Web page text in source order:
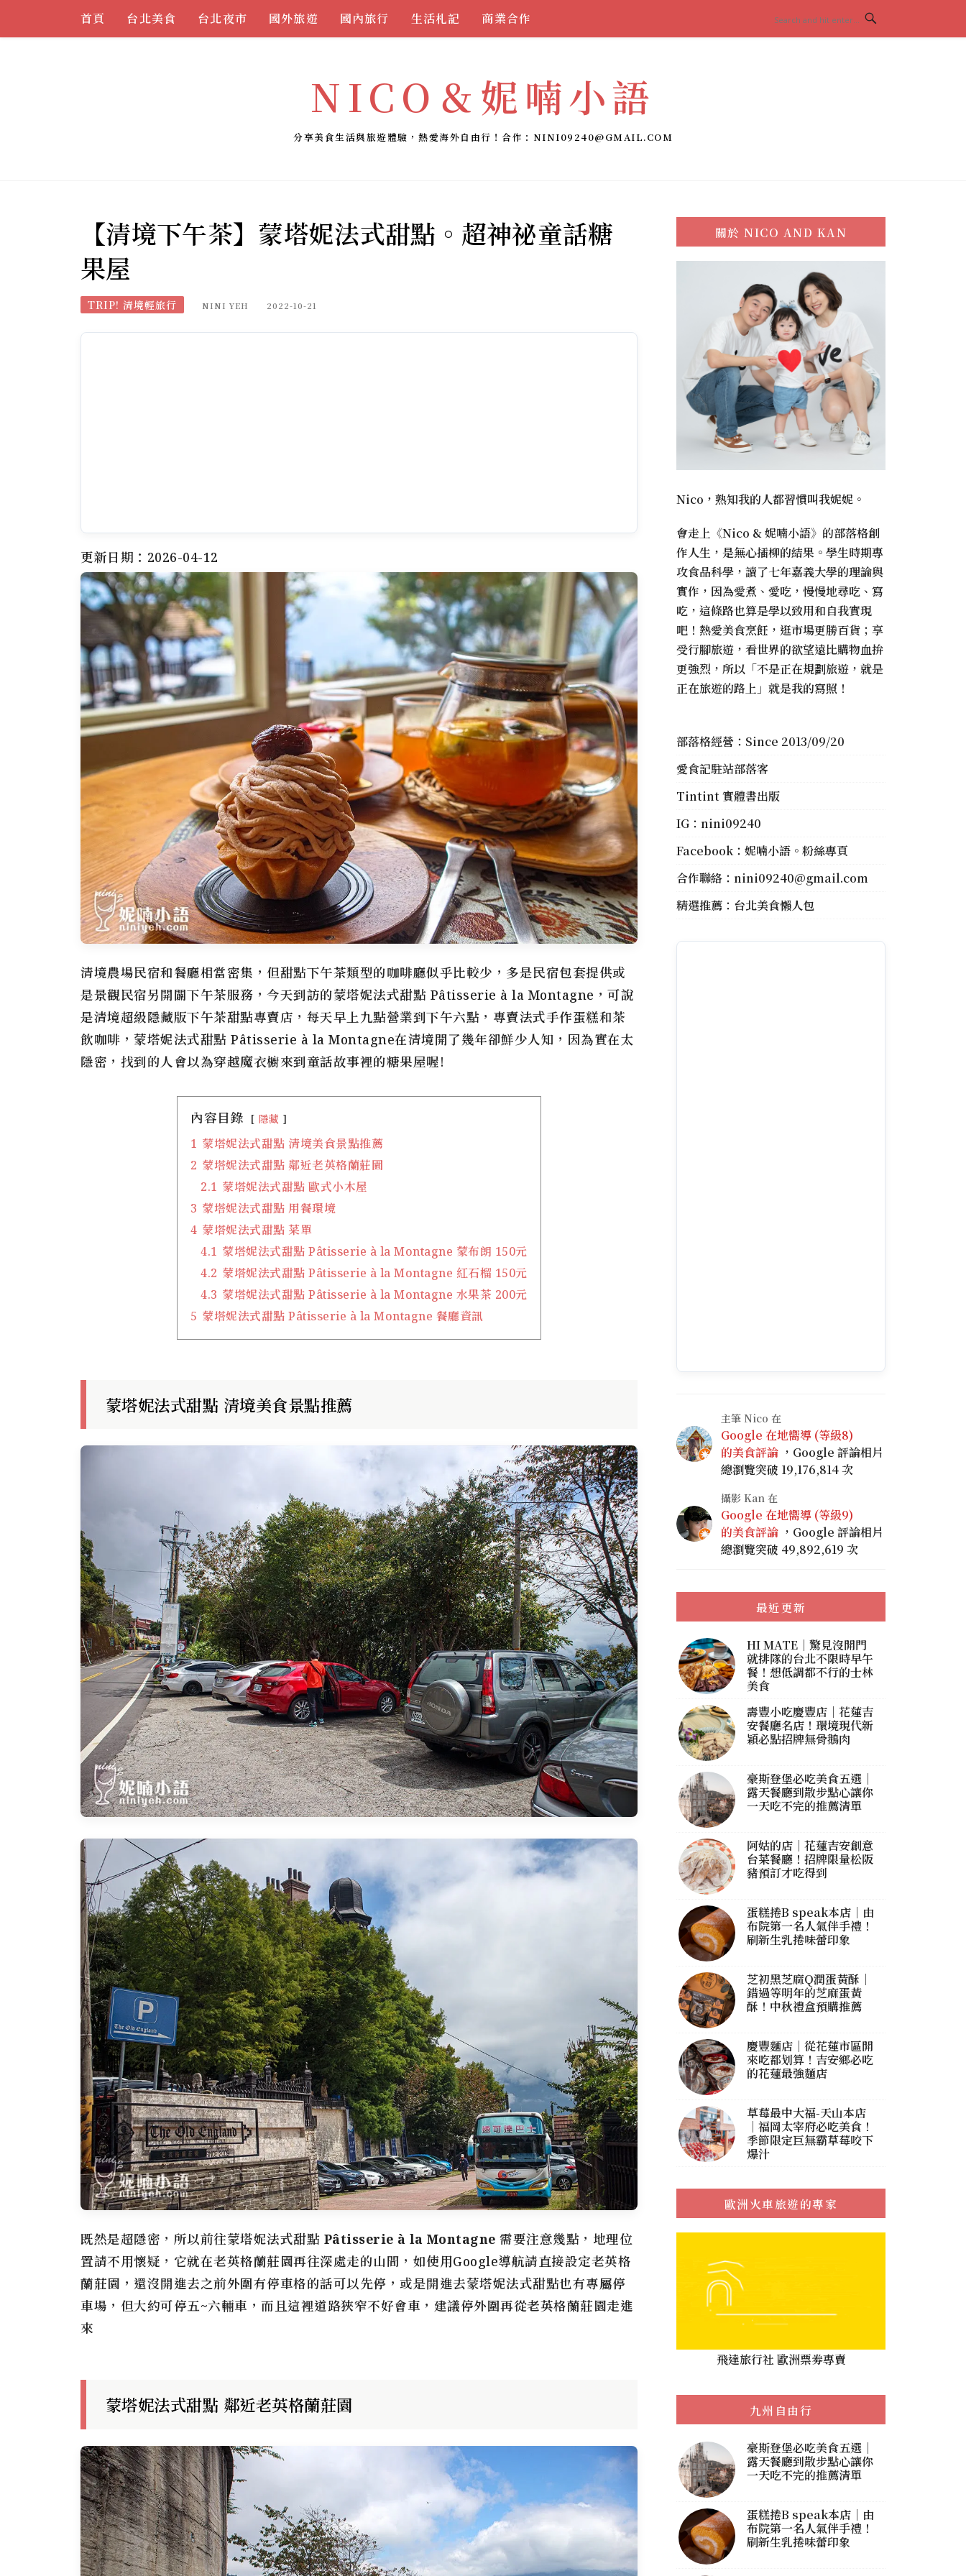
首頁 台北美食 台北夜市 國外旅遊 國內旅行 生活札記 商業合作
NICO＆妮喃小語
分享美食生活與旅遊體驗，熱愛海外自由行！合作： NINI09240@GMAIL.COM
【清境下午茶】蒙塔妮法式甜點。超神祕童話糖
果屋
TRIP! 清境輕旅行 NINI YEH 2022-10-21
更新日期：2026-04-12
清境農場民宿和餐廳相當密集，但甜點下午茶類型的咖啡廳似乎比較少，多是民宿包套提供或
是景觀民宿另開闢下午茶服務，今天到訪的蒙塔妮法式甜點 Pâtisserie à la Montagne，可說
是清境超級隱藏版下午茶甜點專賣店，每天早上九點營業到下午六點，專賣法式手作蛋糕和茶
飲咖啡，蒙塔妮法式甜點 Pâtisserie à la Montagne在清境開了幾年卻鮮少人知，因為實在太
隱密，找到的人會以為穿越魔衣櫥來到童話故事裡的糖果屋喔!
內容目錄 隱藏
1 蒙塔妮法式甜點 清境美食景點推薦
2 蒙塔妮法式甜點 鄰近老英格蘭莊園
2.1 蒙塔妮法式甜點 歐式小木屋
3 蒙塔妮法式甜點 用餐環境
4 蒙塔妮法式甜點 菜單
4.1 蒙塔妮法式甜點 Pâtisserie à la Montagne 蒙布朗 150元
4.2 蒙塔妮法式甜點 Pâtisserie à la Montagne 紅石榴 150元
4.3 蒙塔妮法式甜點 Pâtisserie à la Montagne 水果茶 200元
5 蒙塔妮法式甜點 Pâtisserie à la Montagne 餐廳資訊
蒙塔妮法式甜點 清境美食景點推薦
既然是超隱密，所以前往蒙塔妮法式甜點 Pâtisserie à la Montagne 需要注意幾點，地理位
置請不用懷疑，它就在老英格蘭莊園再往深處走的山間，如使用Google導航請直接設定老英格
蘭莊園，還沒開進去之前外圍有停車格的話可以先停，或是開進去蒙塔妮法式甜點也有專屬停
車場，但大約可停五~六輛車，而且這裡道路狹窄不好會車，建議停外圍再從老英格蘭莊園走進
來
蒙塔妮法式甜點 鄰近老英格蘭莊園
關於NICO AND KAN
Nico，熟知我的人都習慣叫我妮妮。
會走上《Nico & 妮喃小語》的部落格創
作人生，是無心插柳的結果。學生時期專
攻食品科學，讀了七年嘉義大學的理論與
實作，因為愛煮、愛吃，慢慢地尋吃、寫
吃，這條路也算是學以致用和自我實現
吧！熱愛美食烹飪，逛市場更勝百貨；享
受行腳旅遊，看世界的欲望遠比購物血拚
更強烈，所以「不是正在規劃旅遊，就是
正在旅遊的路上」就是我的寫照！
部落格經營：Since 2013/09/20
愛食記駐站部落客
Tintint 實體書出版
IG：nini09240
Facebook：妮喃小語。粉絲專頁
合作聯絡：nini09240@gmail.com
精選推薦： 台北美食懶人包
主筆 Nico 在
Google 在地嚮導 (等級8)
的美食評論 ，Google 評論相片
總瀏覽突破 19,176,814 次
攝影 Kan 在
Google 在地嚮導 (等級9)
的美食評論 ，Google 評論相片
總瀏覽突破 49,892,619 次
最近更新
HI MATE｜驚見沒開門
就排隊的台北不限時早午
餐！想低調都不行的士林
美食
壽豐小吃慶豐店｜花蓮吉
安餐廳名店！環境現代新
穎必點招牌無骨鵝肉
豪斯登堡必吃美食五選｜
露天餐廳到散步點心讓你
一天吃不完的推薦清單
阿姑的店｜花蓮吉安創意
台菜餐廳！招牌限量松阪
豬預訂才吃得到
蛋糕捲B speak本店｜由
布院第一名人氣伴手禮！
刷新生乳捲味蕾印象
芝初黑芝麻Q潤蛋黃酥｜
錯過等明年的芝麻蛋黃
酥！中秋禮盒預購推薦
慶豐麵店｜從花蓮市區開
來吃都划算！吉安鄉必吃
的花蓮最強麵店
草莓最中大福-天山本店
｜福岡太宰府必吃美食！
季節限定巨無霸草莓咬下
爆汁
歐洲火車旅遊的專家
飛達旅行社 歐洲票劵專賣
九州自由行
豪斯登堡必吃美食五選｜
露天餐廳到散步點心讓你
一天吃不完的推薦清單
蛋糕捲B speak本店｜由
布院第一名人氣伴手禮！
刷新生乳捲味蕾印象